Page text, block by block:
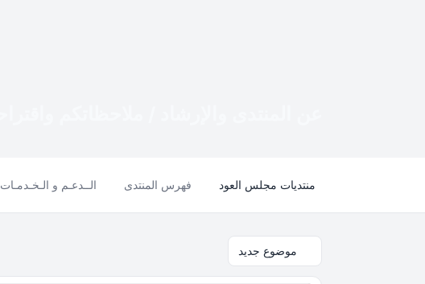
منتديات مجلس العود فهرس المنتدى الــدعـم و الـخـدمـات
موضوع جديد